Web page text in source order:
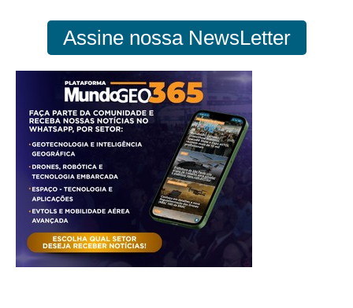
Assine nossa NewsLetter